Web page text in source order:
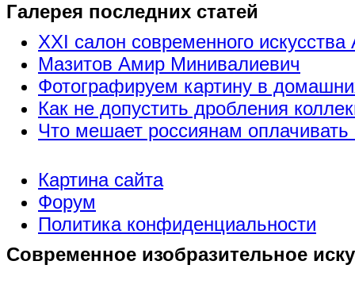
Галерея последних статей
XXI салон современного искусства
Мазитов Амир Минивалиевич
Фотографируем картину в
Как не допустить дробления
Что мешает россиянам
Картина сайта
Форум
Политика конфиденциальности
Современное изобразительное